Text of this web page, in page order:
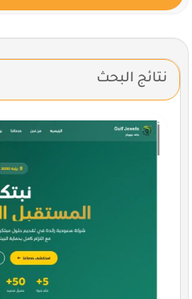
نتائج البحث